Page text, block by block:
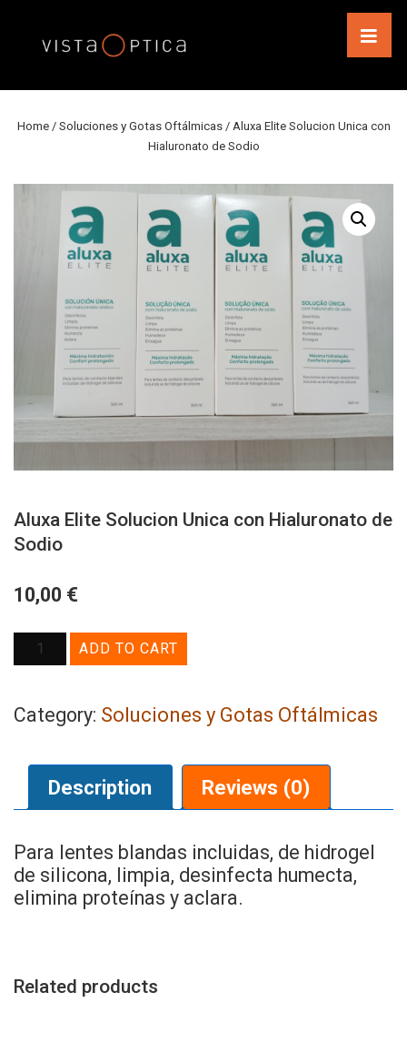
principal
Home/ Soluciones y Gotas Oftálmicas/ Aluxa Elite Solucion Unica con
Hialuronato de Sodio
Aluxa Elite Solucion Unica con Hialuronato de
Sodio
10,00 €
Aluxa
Elite
Unica
Hialuronato
Sodio
ADD TO CART
Category: Soluciones y Gotas Oftálmicas
Description Reviews (0)
Para lentes blandas incluidas, de hidrogel
de silicona, limpia, desinfecta humecta,
elimina proteínas y aclara.
Related products